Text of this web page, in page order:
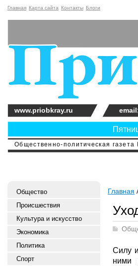
Главная Карта сайта Контакты Блоги
Общественно-политическая
www.priobkray.ru
Общество
Происшествия
Культура и искусство
Экономика
Политика
Спорт
Главная
Силу
ними